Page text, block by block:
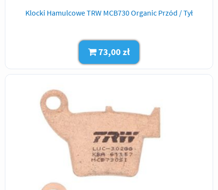
Klocki Hamulcowe TRW MCB730 Organic Przód / Tył
73,00 zł